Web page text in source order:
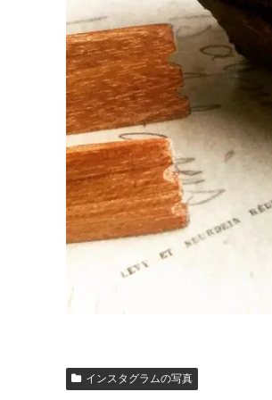
インスタグラムの写真